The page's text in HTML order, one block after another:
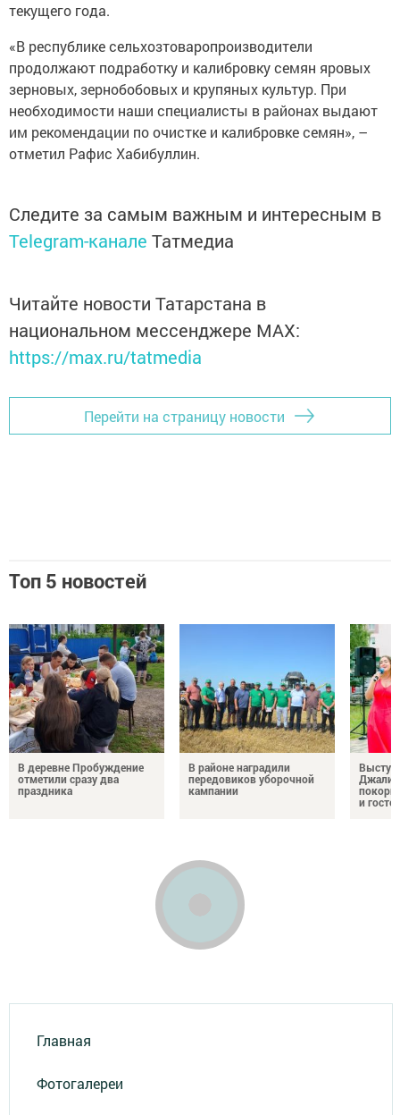
текущего года.
«В республике сельхозтоваропроизводители
продолжают подработку и калибровку семян яровых
зерновых, зернобобовых и крупяных культур. При
необходимости наши специалисты в районах выдают
им рекомендации по очистке и калибровке семян», –
отметил Рафис Хабибуллин.
Следите за самым важным и интересным в
Telegram-канале Татмедиа
Читайте новости Татарстана в
национальном мессенджере MАХ:
https://max.ru/tatmedia
Перейти на страницу новости
Топ 5 новостей
В деревне Пробуждение
отметили сразу два
праздника
В районе наградили
передовиков уборочной
кампании
и
Главная
Фотогалереи